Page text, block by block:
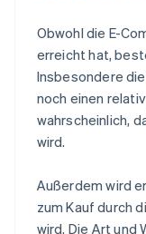
Obwohl die E-
erreicht hat,
Insbesondere
noch einen
wahrscheinlich,
wird.
Außerdem wird
zum Kauf durch
wird. Die Art und